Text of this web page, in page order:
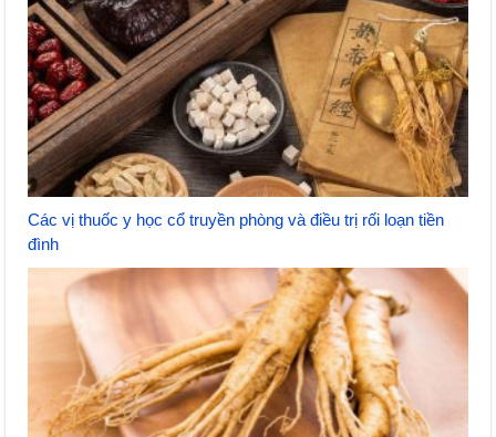
Các vị thuốc y học cổ truyền phòng và điều trị rối loạn tiền
đình